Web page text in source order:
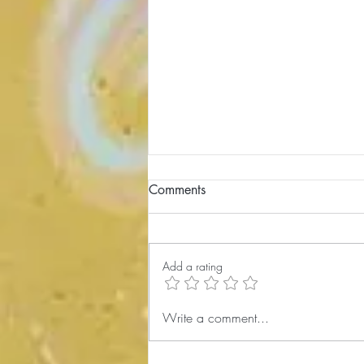
کارگاه شاهنامه‌خوانی 176،
Comments
Add a rating
Write a comment...